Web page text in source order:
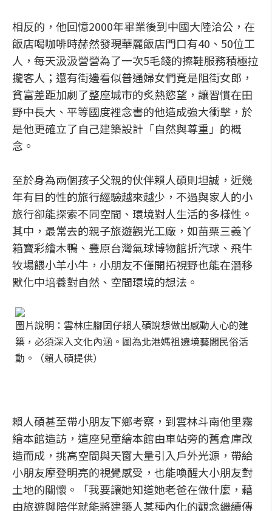
相反的，他回憶2000年畢業後到中國大陸洽公，在
飯店喝咖啡時赫然發現華麗飯店門口有40、50位工
人，每天汲汲營營為了一次5毛錢的擦鞋服務積極拉
攏客人；還有街邊看似普通婦女們竟是阻街女郎，
貧富差距加劇了整座城市的炙熱慾望，讓習慣在田
野中長大、平等國度裡念書的他造成強大衝擊，於
是他更確立了自己建築設計「自然與尊重」的概
念。
至於身為兩個孩子父親的伙伴賴人碩則坦誠，近幾
年有目的性的旅行經驗越來越少，不過與家人的小
旅行卻能探索不同空間、環境對人生活的多樣性。
其中，最常去的親子旅遊觀光工廠，如苗栗三義丫
箱寶彩繪木鴨、豐原台灣氣球博物館折汽球、飛牛
牧場餵小羊小牛，小朋友不僅開拓視野也能在潛移
默化中培養對自然、空間環境的想法。
圖片說明：雲林庄腳囝仔賴人碩說想做出感動人心的建
築，必須深入文化內涵。圖為北港媽祖遶境藝閣民俗活
動。（賴人碩提供）
賴人碩甚至帶小朋友下鄉考察，到雲林斗南他里霧
繪本館造訪，這座兒童繪本館由車站旁的舊倉庫改
造而成，挑高空間與天窗大量引入戶外光源，帶給
小朋友摩登明亮的視覺感受，也能喚醒大小朋友對
土地的關懷。「我要讓她知道她老爸在做什麼，藉
由旅遊與陪伴就能將建築人某種內化的觀念繼續傳